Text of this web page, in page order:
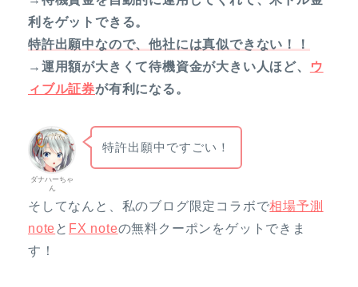
利をゲットできる。
特許出願中なので、他社には真似できない！！
→運用額が大きくて待機資金が大きい人ほど、
ウ
ィブル証券が有利になる。
ダナハーちゃ
ん
特許出願中ですごい！
そしてなんと、私のブログ限定コラボで相場予測
note と FX noteの無料クーポンをゲットできま
す！